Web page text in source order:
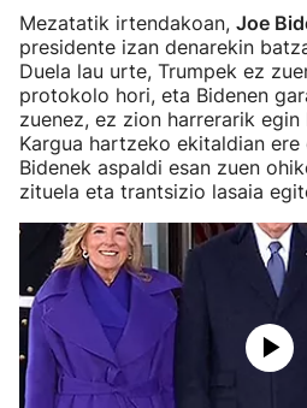
Mezatatik irtendakoan, Joe
presidente izan denarekin
Duela lau urte, Trumpek ez
protokolo hori, eta Bidenen
zuenez, ez zion harrerarik
Kargua hartzeko ekitaldian ere
Bidenek aspaldi esan zuen
zituela eta trantsizio lasaia